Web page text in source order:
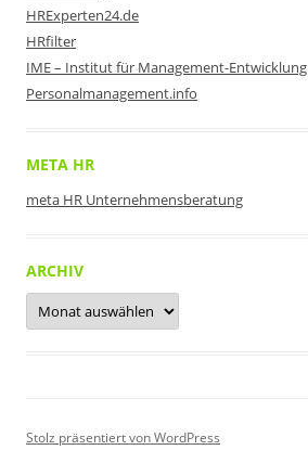
HRExperten24.de
HRfilter
IME – Institut für Management-Entwicklung
Personalmanagement.info
META HR
meta HR Unternehmensberatung
ARCHIV
Archiv
Stolz präsentiert von WordPress